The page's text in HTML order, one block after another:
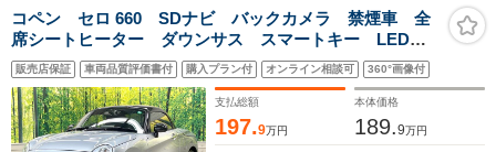
コペン セロ 660 SDナビ バックカメラ 禁煙車 全
席シートヒーター ダウンサス スマートキー LEDヘ
ッド ETC2.0 純正16インチアルミ オートライト オ
ートエアコン Bluetooth フルセグ
販売店保証 車両品質評価書付 購入プラン付 オンライン相談可 360°画像付
支払総額
197.9万円
本体価格
189.9万円